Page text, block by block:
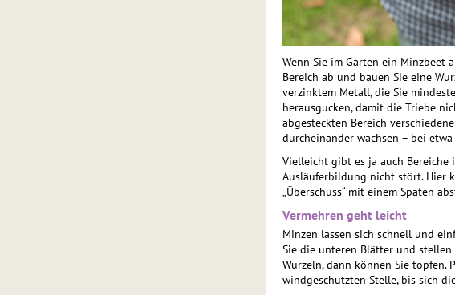
Wenn Sie im Garten ein Minzbeet
Bereich ab und bauen Sie eine
verzinktem Metall, die Sie
heraus­gucken, damit die Triebe
abgesteckten Bereich
durcheinander wachsen – bei
Vielleicht gibt es ja auch
Ausläuferbildung nicht stört. Hier
„Überschuss“ mit einem Spaten
Vermehren geht leicht
Minzen lassen sich schnell und
Sie die unteren Blätter und stellen
Wurzeln, dann können Sie topfen.
windgeschützten Stelle, bis sich